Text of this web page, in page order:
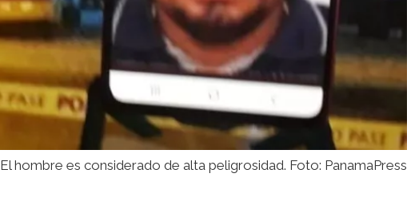
El hombre es considerado de alta peligrosidad. Foto: PanamaPress